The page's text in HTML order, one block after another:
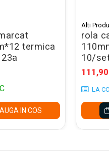
termica
IN COS
Alti
rola
10/
LA